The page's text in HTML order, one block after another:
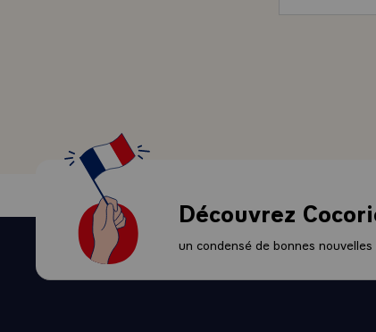
En
Ce
laquelle
Découvrez
un condensé de bonnes